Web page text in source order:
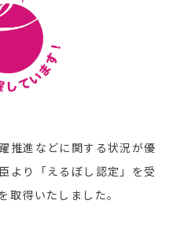
推進などに関する状況が優
より「えるぼし認定」を受
取得いたしました。